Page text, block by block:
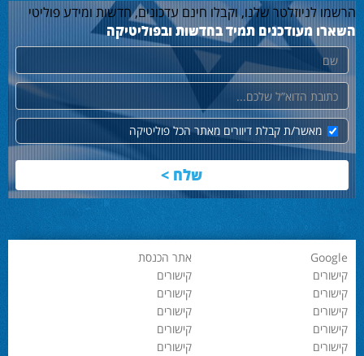
הרשמו לניוזלטר שלנו, וקבלו חינם עדכונים, חדשות ומידע פוליטי
השארו מעודכנים תמיד בחדשות ובפוליטיקה
שם
דוא"ל
מאשר/ת קבלת דיוורים מאתר הכל פוליטיקה
Google אתר הכנסת
קישורים קישורים
קישורים קישורים
קישורים קישורים
קישורים קישורים
קישורים קישורים